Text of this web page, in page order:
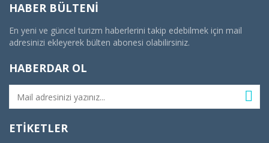
HABER BÜLTENI
En yeni ve güncel turizm haberlerini takip edebilmek için mail
adresinizi ekleyerek bülten abonesi olabilirsiniz.
HABERDAR OL
ETIKETLER